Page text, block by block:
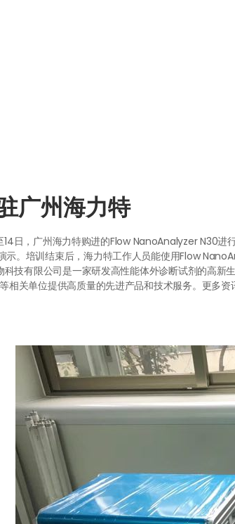
广州海力特
14日，广州海力特购进的Flow NanoAnalyzer N30
示。培训结束后，海力特工作人员能使用Flow
技有限公司是一家研发高性能体外诊断试剂的高新
相关单位提供高质量的先进产品和技术服务。更